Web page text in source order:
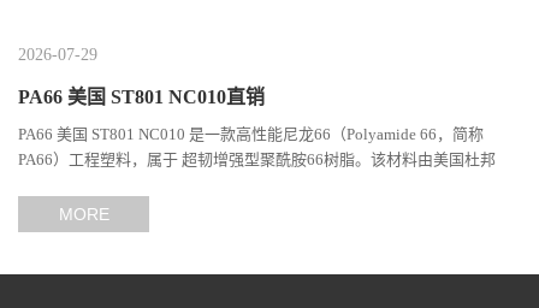
2026-07-29
PA66 美国 ST801 NC010直销
PA66 美国 ST801 NC010 是一款高性能尼龙66（Polyamide 66，简称
PA66）工程塑料，属于 超韧增强型聚酰胺66树脂。该材料由美国杜邦
MORE